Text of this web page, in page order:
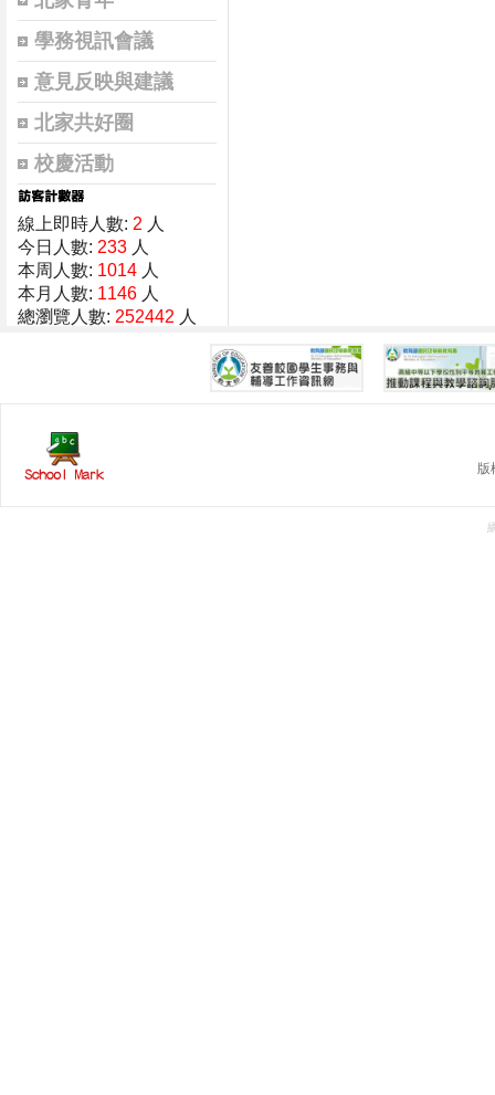
學務視訊會議
意見反映與建議
北家共好圈
校慶活動
線上即時人數: 2 人
今日人數: 233 人
本周人數: 1014 人
本月人數: 1146 人
總瀏覽人數: 252442 人
版